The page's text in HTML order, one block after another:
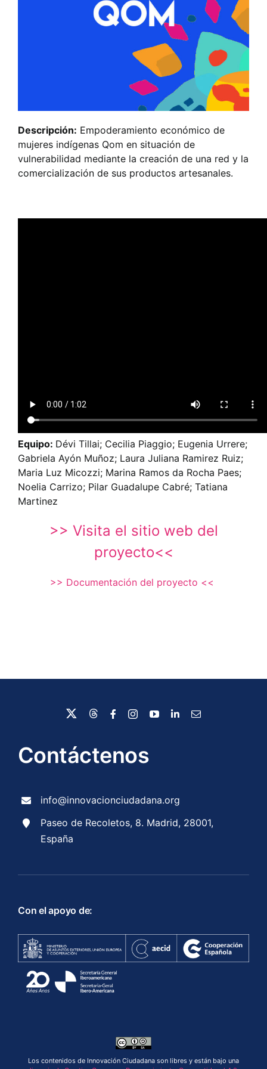
Descripción: Empoderamiento económico de
mujeres indígenas Qom en situación de
vulnerabilidad mediante la creación de una red y la
comercialización de sus productos artesanales.
Equipo: Dévi Tillai; Cecilia Piaggio; Eugenia Urrere;
Gabriela Ayón Muñoz; Laura Juliana Ramirez Ruiz;
Maria Luz Micozzi; Marina Ramos da Rocha Paes;
Noelia Carrizo; Pilar Guadalupe Cabré; Tatiana
Martinez
>> Visita el sitio web del
proyecto<<
>> Documentación del proyecto <<
Contáctenos
info@innovacionciudadana.org
Paseo de Recoletos, 8. Madrid, 28001,
España
Con el apoyo de:
Los contenidos de Innovación Ciudadana son libres y están bajo una